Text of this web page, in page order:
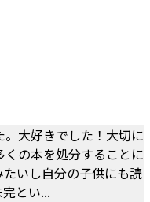
大好きでした！大切に
の本を処分することに
いし自分の子供にも読
とい...